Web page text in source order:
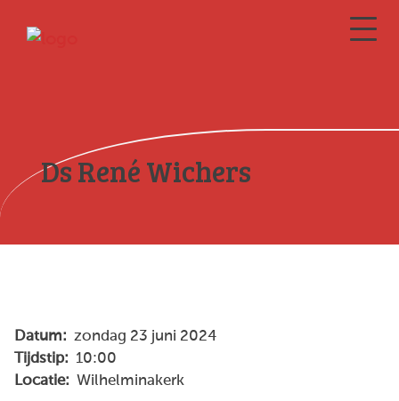
Ds René Wichers
Datum: zondag 23 juni 2024
Tijdstip: 10:00
Locatie: Wilhelminakerk